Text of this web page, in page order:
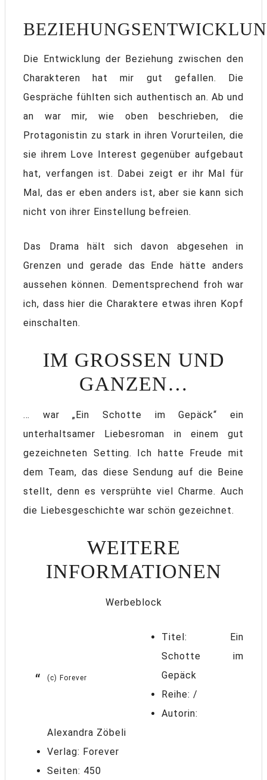
Die Entwicklung der Beziehung zwischen den
Charakteren hat mir gut gefallen. Die
Gespräche fühlten sich authentisch an. Ab und
an war mir, wie oben beschrieben, die
Protagonistin zu stark in ihren Vorurteilen, die
sie ihrem Love Interest gegenüber aufgebaut
hat, verfangen ist. Dabei zeigt er ihr Mal für
Mal, das er eben anders ist, aber sie kann sich
nicht von ihrer Einstellung befreien.
Das Drama hält sich davon abgesehen in
Grenzen und gerade das Ende hätte anders
aussehen können. Dementsprechend froh war
ich, dass hier die Charaktere etwas ihren Kopf
einschalten.
IM GROSSEN UND G
ANZEN…
… war „Ein Schotte im Gepäck“ ein
unterhaltsamer Liebesroman in einem gut
gezeichneten Setting. Ich hatte Freude mit
dem Team, das diese Sendung auf die Beine
stellt, denn es versprühte viel Charme. Auch
die Liebesgeschichte war schön gezeichnet.
WEITERE
INFORMATIONEN
Werbeblock
(c) Forever
Titel: Ein
Schotte im
Gepäck
Reihe: /
Autorin:
Alexandra Zöbeli
Verlag: Forever
Seiten: 450